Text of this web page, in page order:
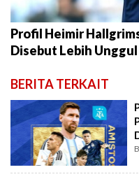
Profil Heimir
Disebut Lebih
BERITA TERKAIT